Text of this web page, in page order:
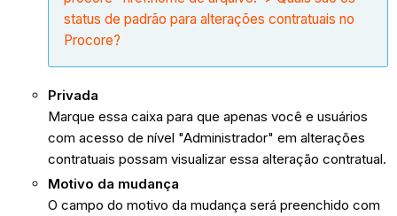
status de padrão para alterações contratuais no
Procore?
Privada
Marque essa caixa para que apenas você e usuários
com acesso de nível "Administrador" em alterações
contratuais possam visualizar essa alteração contratual.
Motivo da mudança
O campo do motivo da mudança será preenchido com